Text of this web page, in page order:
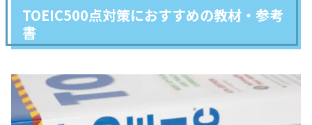
TOEIC500点対策におすすめの教材・参考
書